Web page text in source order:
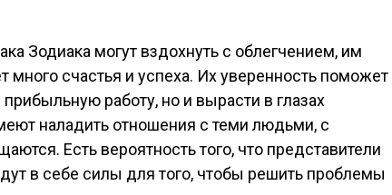
Зодиака могут вздохнуть с облегчением, им
много счастья и успеха. Их уверенность поможет
работу, но и вырасти в глазах
наладить отношения с теми людьми, с
Есть вероятность того, что представители
в себе силы для того, чтобы решить проблемы